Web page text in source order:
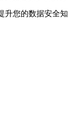
升您的数据安全